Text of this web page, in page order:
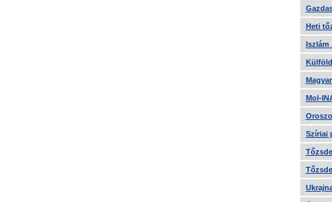
Heti
Iszlám
Mol-
Szíriai